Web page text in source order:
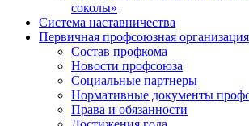
соколы»
Система наставничества
Первичная профсоюзная организация
Состав профкома
Новости профсоюза
Социальные партнеры
Нормативные документы
Права и обязанности